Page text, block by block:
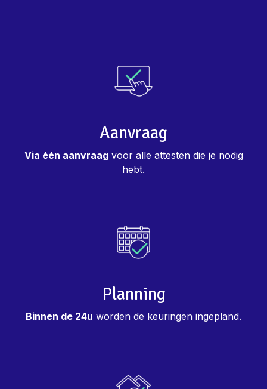
Aanvraag
Via één aanvraagvoor alle attesten die je nodig
hebt.
Planning
Binnen de 24u worden de keuringen ingepland.